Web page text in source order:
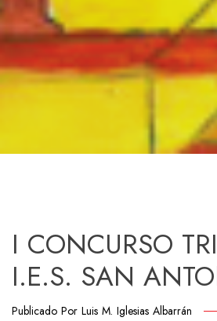
I CONCURSO
I.E.S. SAN
Publicado Por Luis M. Iglesias Albarrán